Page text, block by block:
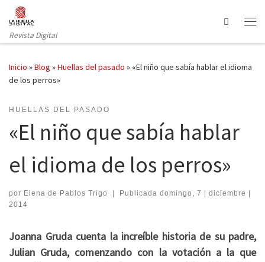
Saltar al contenido
Revista Digital
Search
Inicio »Blog »Huellas del pasado » «El niño que sabía hablar el idioma
de los perros»
HUELLAS DEL PASADO
«El niño que sabía hablar
el idioma de los perros»
por Elena de Pablos Trigo | Publicada domingo, 7 | diciembre |
2014
Joanna Gruda cuenta la increíble historia de su padre,
Julian Gruda, comenzando con la votación a la que